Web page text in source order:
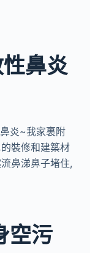
鼻炎
炎~我家裏附
裝修和建築材
鼻涕鼻子堵住,
空污